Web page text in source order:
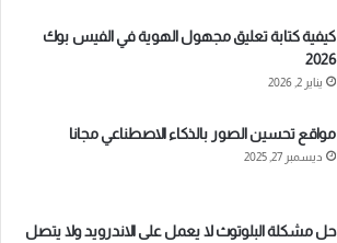
كيفية كتابة تعليق مجهول الهوية في الفيس بوك
2026
يناير 2, 2026
مواقع تحسين الصور بالذكاء الاصطناعي مجانا
ديسمبر 27, 2025
حل مشكلة البلوتوث لا يعمل على الاندرويد ولا يتصل